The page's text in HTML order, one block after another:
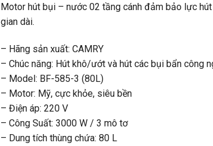
Motor hút bụi – nước 02 tầng cánh đảm bảo lực
gian dài.
– Hãng sản xuất: CAMRY
– Chúc năng: Hút khô/ướt và hút các bụi bẩn công
– Model: BF-585-3 (80L)
– Motor: Mỹ, cực khỏe, siêu bền
– Điện áp: 220 V
– Công Suất: 3000 W / 3 mô tơ
– Dung tích thùng chứa: 80 L